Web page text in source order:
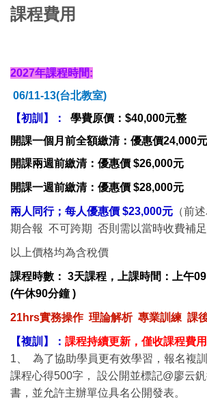
課程費用
2027年課程時間:
06/11-13(台北教室)
【初訓】：
學費原價：$40,000元整
開課一個月前全額繳清：優惠價24,000元
開課兩週前繳清：優惠價 $26,000元
開課一週前繳清：優惠價 $28,000元
兩人同行；每人優惠價 $23,000元 （前
期合報 不可跨期 否則需以當時收費補足
以上價格均為含稅價
課程時數： 3天課程，上課時間：上午
(午休90分鐘 )
21hrs實務操作 理論解析 專業訓練 課
【複訓】： 課程持續更新，僅收課程費
1、 為了協助學員更有效學習，報名複
課程心得500字， 設公開並標記@廖云
書，並允許主辦單位具名公開發表。